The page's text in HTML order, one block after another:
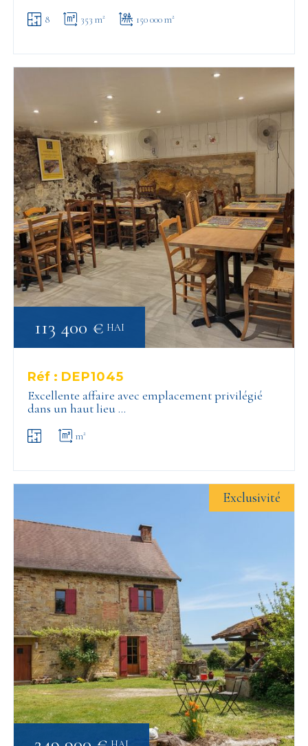
8 353 m² 150 000 m²
Réf : DEP1045
Excellente affaire avec emplacement privilégié
dans un haut lieu …
m²
113 400 € HAI
Exclusivité